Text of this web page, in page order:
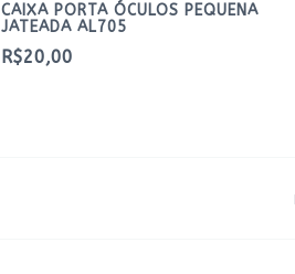
CAIXA PORTA ÓCULOS PEQUENA
JATEADA AL705
R$20,00